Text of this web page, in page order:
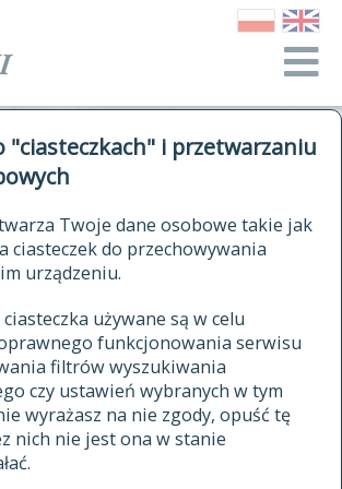
"ciasteczkach" i przetwarzaniu
Twoje dane osobowe takie jak
ciasteczek do przechowywania
urządzeniu.
używane są w celu
funkcjonowania serwisu
filtrów wyszukiwania
czy ustawień wybranych w tym
wyrażasz na nie zgody, opuść tę
nich nie jest ona w stanie
hasła
SŁOWNIK
POLSKIEGO
I XVIII WIEKU
znajdź hasła
się od